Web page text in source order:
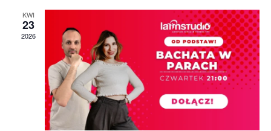
KWI
23
2026